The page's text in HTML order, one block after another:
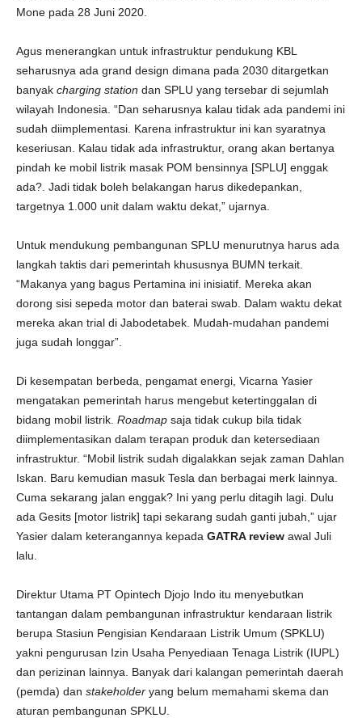
Mone pada 28 Juni 2020.
Agus menerangkan untuk infrastruktur pendukung KBL
seharusnya ada grand design dimana pada 2030 ditargetkan
banyak charging station dan SPLU yang tersebar di sejumlah
wilayah Indonesia. “Dan seharusnya kalau tidak ada pandemi ini
sudah diimplementasi. Karena infrastruktur ini kan syaratnya
keseriusan. Kalau tidak ada infrastruktur, orang akan bertanya
pindah ke mobil listrik masak POM bensinnya [SPLU] enggak
ada?. Jadi tidak boleh belakangan harus dikedepankan,
targetnya 1.000 unit dalam waktu dekat,” ujarnya.
Untuk mendukung pembangunan SPLU menurutnya harus ada
langkah taktis dari pemerintah khususnya BUMN terkait.
“Makanya yang bagus Pertamina ini inisiatif. Mereka akan
dorong sisi sepeda motor dan baterai swab. Dalam waktu dekat
mereka akan trial di Jabodetabek. Mudah-mudahan pandemi
juga sudah longgar”.
Di kesempatan berbeda, pengamat energi, Vicarna Yasier
mengatakan pemerintah harus mengebut ketertinggalan di
bidang mobil listrik. Roadmap saja tidak cukup bila tidak
diimplementasikan dalam terapan produk dan ketersediaan
infrastruktur. “Mobil listrik sudah digalakkan sejak zaman Dahlan
Iskan. Baru kemudian masuk Tesla dan berbagai merk lainnya.
Cuma sekarang jalan enggak? Ini yang perlu ditagih lagi. Dulu
ada Gesits [motor listrik] tapi sekarang sudah ganti jubah,” ujar
Yasier dalam keterangannya kepada GATRA review awal Juli
lalu.
Direktur Utama PT Opintech Djojo Indo itu menyebutkan
tantangan dalam pembangunan infrastruktur kendaraan listrik
berupa Stasiun Pengisian Kendaraan Listrik Umum (SPKLU)
yakni pengurusan Izin Usaha Penyediaan Tenaga Listrik (IUPL)
dan perizinan lainnya. Banyak dari kalangan pemerintah daerah
(pemda) dan stakeholder yang belum memahami skema dan
aturan pembangunan SPKLU.